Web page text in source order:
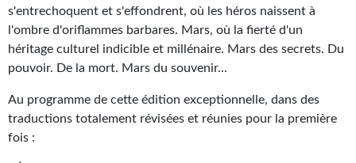
Bifrost
Livres audio
Gratuit
Sans DRM
BIFROST
s'entrechoquent et s'effondrent, où les héros naissent à
l'ombre d'oriflammes barbares. Mars, où la fierté d'un
héritage culturel indicible et millénaire. Mars des secrets. Du
pouvoir. De la mort. Mars du souvenir...
Au programme de cette édition exceptionnelle, dans des
traductions totalement révisées et réunies pour la première
fois :